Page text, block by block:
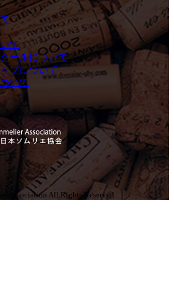
て
ールについて
プについて
いて
Association All Rights Reserved